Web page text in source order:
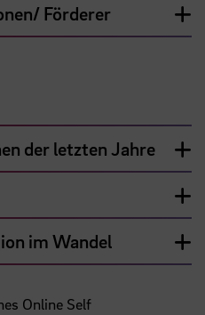
Förderer
der letzten Jahre
im Wandel
Online Self